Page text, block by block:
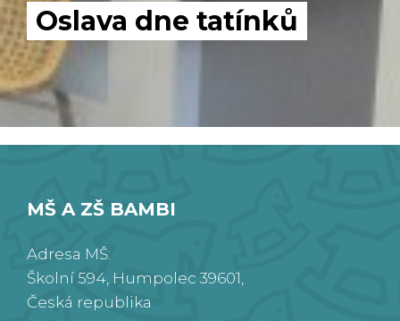
Oslava dne tatínků
MŠ A ZŠ BAMBI
Adresa MŠ:
Školní 594, Humpolec 39601,
Česká republika